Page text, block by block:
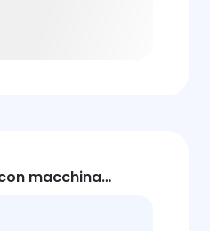
macchina